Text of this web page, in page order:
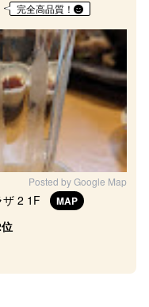
完全高品質！
Posted by Google Map
ザ 2 1F
MAP